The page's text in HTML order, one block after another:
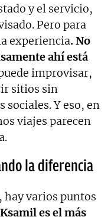
y el servicio,
Pero para
experiencia. No
ahí está
improvisar,
sitios sin
sociales. Y eso, en
viajes parecen
la diferencia
hay varios puntos
Ksamil es el más